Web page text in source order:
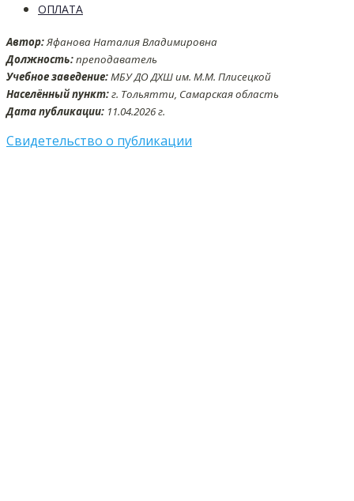
ОПЛАТА
Автор:Яфанова Наталия Владимировна
Должность:преподаватель
Учебное заведение:МБУ ДО ДХШ им. М.М. Плисецкой
Населённый пункт:г. Тольятти, Самарская область
Дата публикации: 11.04.2026 г.
Свидетельство о публикации